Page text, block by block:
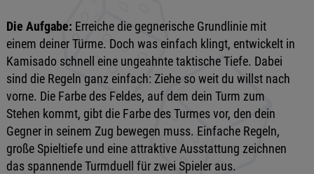
Die Aufgabe: Erreiche die gegnerische Grundlinie mit
einem deiner Türme. Doch was einfach klingt, entwickelt in
Kamisado schnell eine ungeahnte taktische Tiefe. Dabei
sind die Regeln ganz einfach: Ziehe so weit du willst nach
vorne. Die Farbe des Feldes, auf dem dein Turm zum
Stehen kommt, gibt die Farbe des Turmes vor, den dein
Gegner in seinem Zug bewegen muss. Einfache Regeln,
große Spieltiefe und eine attraktive Ausstattung zeichnen
das spannende Turmduell für zwei Spieler aus.